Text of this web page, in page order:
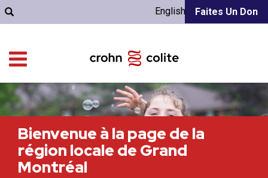
Faites Un Don
English
Bienvenue à la page de la
région locale de Grand
Montréal